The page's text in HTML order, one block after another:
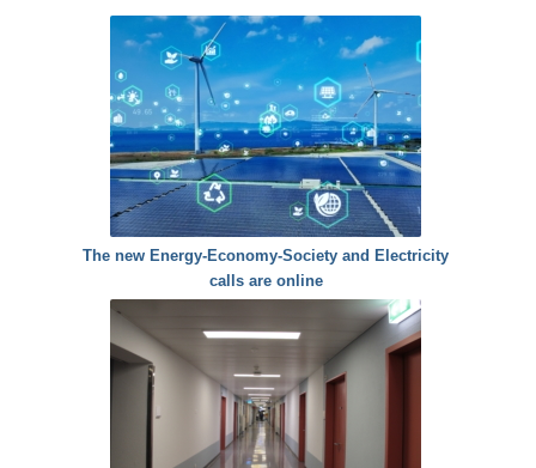
The new Energy-Economy-Society and Electricity
calls are online